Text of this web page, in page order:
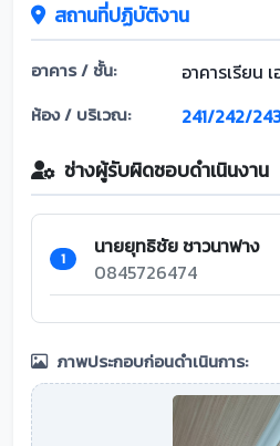
สถานที่ปฏิบัติงาน
อาคาร / ชั้น: อาคารเรียน
ห้อง / บริเวณ: 241/242/
ช่างผู้รับผิดชอบดำเนินงาน
1 นายยุทธิชัย ชาวนาฟาง
0845726474
ภาพประกอบก่อนดำเนินการ: